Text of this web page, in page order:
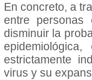
En concreto, a
entre
disminuir la
estrictamente
virus y su